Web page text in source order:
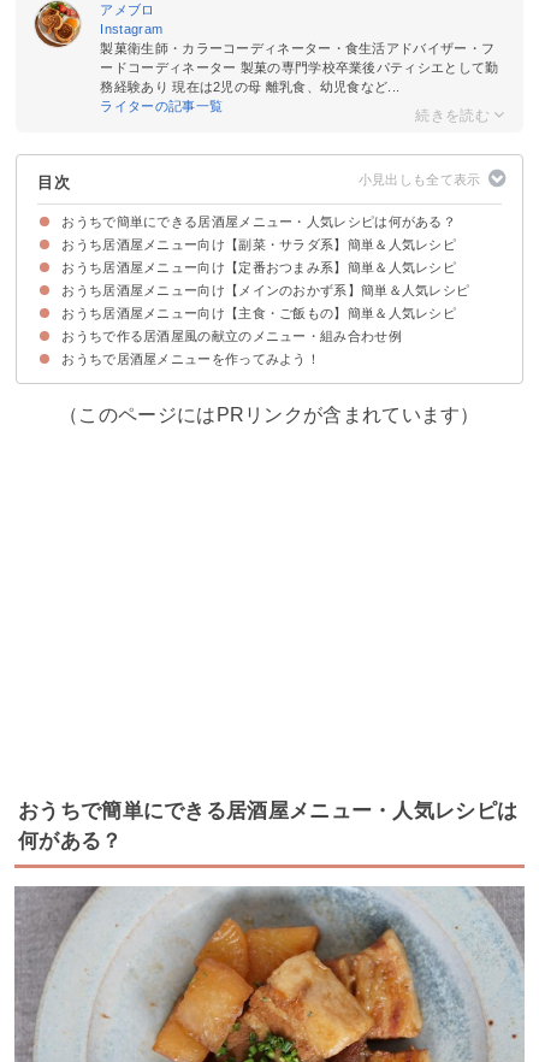
アメブロ
Instagram
製菓衛生師・カラーコーディネーター・食生活アドバイザー・フ
ードコーディネーター 製菓の専門学校卒業後パティシエとして勤
務経験あり 現在は2児の母 離乳食、幼児食など...
ライターの記事一覧
目次
おうちで簡単にできる居酒屋メニュー・人気レシピは何がある？
おうち居酒屋メニュー向け【副菜・サラダ系】簡単＆人気レシピ
①簡単海老とブロッコリーのサラダ【10分】
②お通しの定番ポテトサラダ【10分】
③カブのおしゃれなシーザーサラダ【5分】
④アボカドの香味和え物【5分】
おうち居酒屋メニュー向け【定番おつまみ系】簡単＆人気レシピ
①定番！鶏もも肉の唐揚げ【30分】
②冷めても美味しい！明太子の出汁巻き卵【10分】
③作り置きOKのやみつきキャベツ【5分】
④居酒屋風モツ煮込み【60分】
⑤とんぺい焼き【20分】
おうち居酒屋メニュー向け【メインのおかず系】簡単＆人気レシピ
①韓国風ポキ【5分】
②アイデアたれのホルモン焼き【15分】
③鶏皮餃子【30分】
④ホットプレートでチーズダッカルビ【30分】
おうち居酒屋メニュー向け【主食・ご飯もの】簡単＆人気レシピ
①イカの濃厚パスタ【20分】
②インスタ映えするナシゴレン【15分】
③焼き鳥丼【20分】
④たっぷり野菜とちくわの焼うどん【10分】
おうちで作る居酒屋風の献立のメニュー・組み合わせ例
献立例①
献立例②
献立例③
おうちで居酒屋メニューを作ってみよう！
（このページにはPRリンクが含まれています）
おうちで簡単にできる居酒屋メニュー・人気レシピは
何がある？